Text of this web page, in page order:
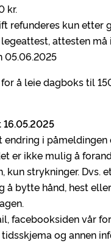
kr.
refunderes kun etter
attesten må
05.06.2025
å leie dagboks til
endring i påmeldingen
er ikke mulig å
kun strykninger. Dvs.
å bytte hånd, hest
facebooksiden vår
og annen